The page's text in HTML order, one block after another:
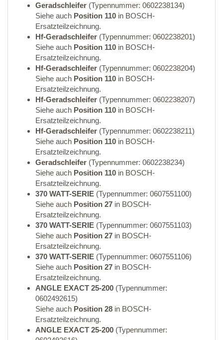
Geradschleifer (Typennummer: 0602238134)
Siehe auch Position 110 in BOSCH-
Ersatzteilzeichnung.
Hf-Geradschleifer (Typennummer: 0602238201)
Siehe auch Position 110 in BOSCH-
Ersatzteilzeichnung.
Hf-Geradschleifer (Typennummer: 0602238204)
Siehe auch Position 110 in BOSCH-
Ersatzteilzeichnung.
Hf-Geradschleifer (Typennummer: 0602238207)
Siehe auch Position 110 in BOSCH-
Ersatzteilzeichnung.
Hf-Geradschleifer (Typennummer: 0602238211)
Siehe auch Position 110 in BOSCH-
Ersatzteilzeichnung.
Geradschleifer (Typennummer: 0602238234)
Siehe auch Position 110 in BOSCH-
Ersatzteilzeichnung.
370 WATT-SERIE (Typennummer: 0607551100)
Siehe auch Position 27 in BOSCH-
Ersatzteilzeichnung.
370 WATT-SERIE (Typennummer: 0607551103)
Siehe auch Position 27 in BOSCH-
Ersatzteilzeichnung.
370 WATT-SERIE (Typennummer: 0607551106)
Siehe auch Position 27 in BOSCH-
Ersatzteilzeichnung.
ANGLE EXACT 25-200 (Typennummer:
0602492615)
Siehe auch Position 28 in BOSCH-
Ersatzteilzeichnung.
ANGLE EXACT 25-200 (Typennummer: